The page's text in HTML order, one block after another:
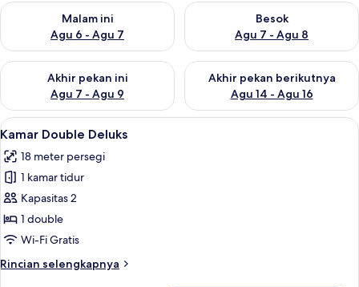
Malam ini
Agu 6 - Agu 7
Periksa ketersediaan untuk malam ini Agu 6 - Agu 7
Besok
Agu 7 - Agu 8
Periksa ketersediaan untuk
Akhir pekan ini
Agu 7 - Agu 9
Periksa ketersediaan untuk akhir pekan ini Agu 7 - Agu 9
Akhir pekan berikutnya
Agu 14 - Agu 16
Periksa ketersediaan untuk
Lihat
semua
foto
untuk
Kamar
Double
Deluks
Kamar Double Deluks | Meja kerja,
11
Kamar Double Deluks
18 meter persegi
1 kamar tidur
Kapasitas 2
1 double
Wi-Fi Gratis
Rincian selengkapnya
Rincian